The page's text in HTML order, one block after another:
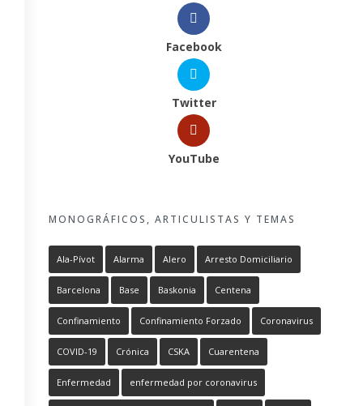
Facebook
Twitter
YouTube
MONOGRÁFICOS, ARTICULISTAS Y TEMAS
Ala-Pívot Alarma Alero Arresto Domiciliario
Barcelona Base Baskonia Centena
Confinamiento Confinamiento Forzado Coronavirus
COVID-19 Crónica CSKA Cuarentena
Enfermedad enfermedad por coronavirus